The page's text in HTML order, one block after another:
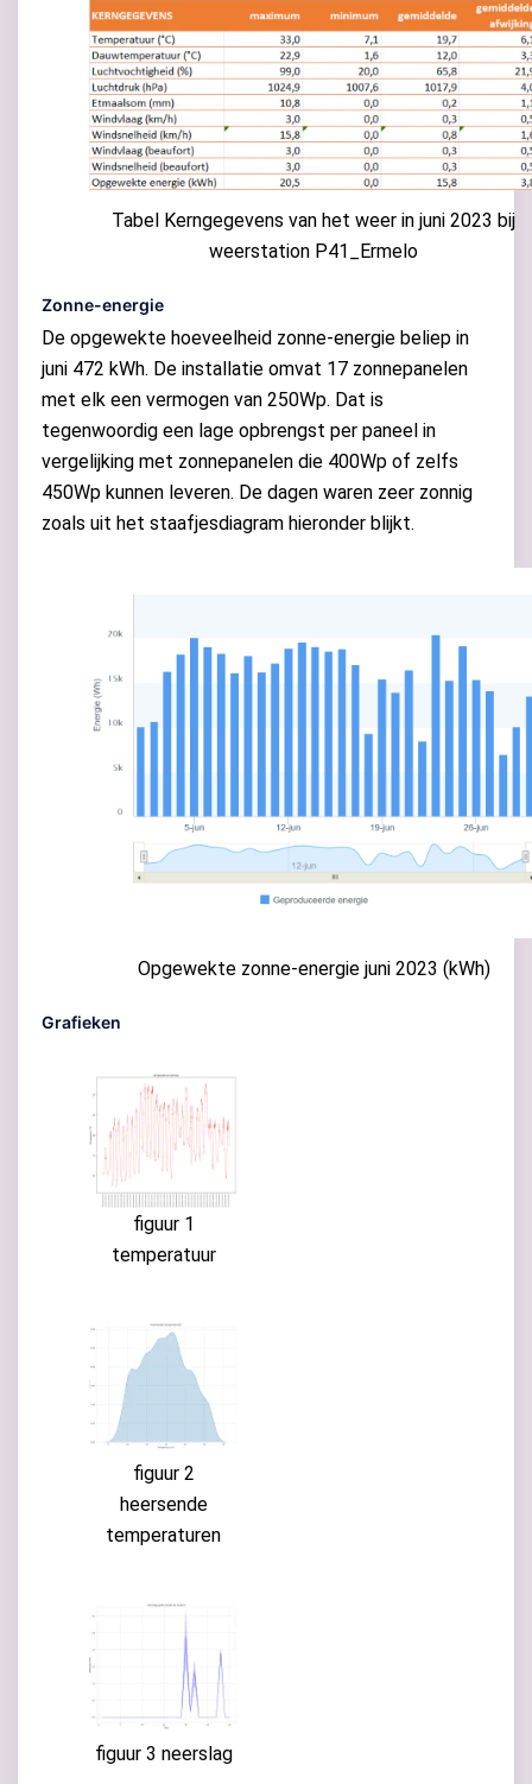
Tabel Kerngegevens van het weer in juni 2023 bij
weerstation P41_Ermelo
Zonne-energie
De opgewekte hoeveelheid zonne-energie beliep in
juni 472 kWh. De installatie omvat 17 zonnepanelen
met elk een vermogen van 250Wp. Dat is
tegenwoordig een lage opbrengst per paneel in
vergelijking met zonnepanelen die 400Wp of zelfs
450Wp kunnen leveren. De dagen waren zeer zonnig
zoals uit het staafjesdiagram hieronder blijkt.
Opgewekte zonne-energie juni 2023 (kWh)
Grafieken
figuur 1
temperatuur
figuur 2
heersende
temperaturen
figuur 3 neerslag